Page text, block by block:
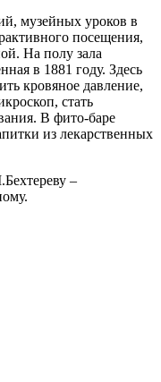
музейных уроков в
посещения,
На полу зала
в 1881 году. Здесь
кровяное давление,
стать
В фито-баре
из лекарственных
–